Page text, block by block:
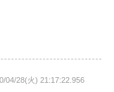
04/28(火) 21:17:22.956